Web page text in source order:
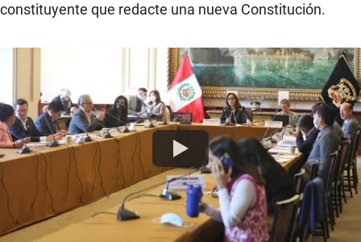
constituyente que redacte una nueva Constitución.